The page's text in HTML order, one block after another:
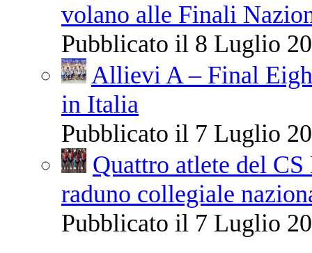
volano alle Finali
Pubblicato il 8 Luglio
Allievi A – Final
in Italia
Pubblicato il 7 Luglio
Quattro atlete del
raduno collegiale
Pubblicato il 7 Luglio